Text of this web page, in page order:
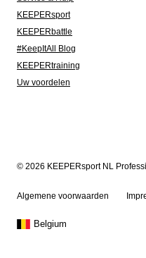
KEEPERsport
KEEPERbattle
#KeepItAll Blog
KEEPERtraining
Uw voordelen
© 2026 KEEPERsport NL
Algemene voorwaarden
Belgium